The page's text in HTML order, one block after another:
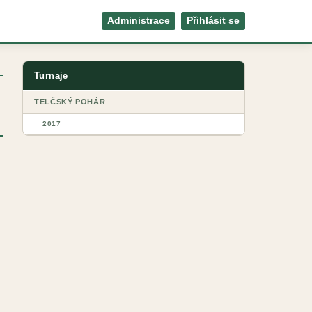
Administrace Přihlásit se
Turnaje
TELČSKÝ POHÁR
2017